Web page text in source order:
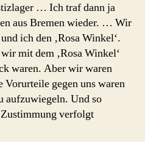
… Ich traf dann ja
aus Bremen wieder. … Wir
ich den ‚Rosa Winkel‘.
mit dem ‚Rosa Winkel‘
waren. Aber wir waren
gegen uns waren
aufzuwiegeln. Und so
verfolgt